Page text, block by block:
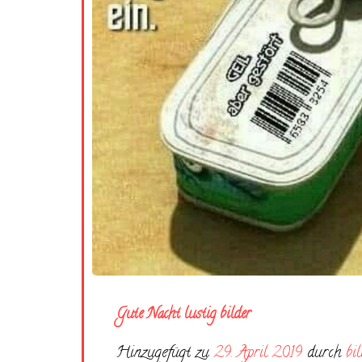
Gute Nacht lustig bilder
Hinzugefügt zu29. April 2019 durch